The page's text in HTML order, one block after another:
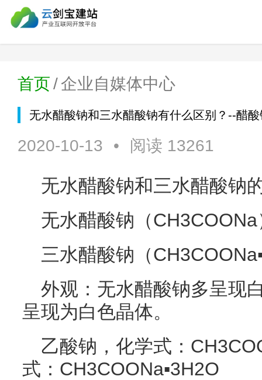
首页/企业自媒体中心
无水醋酸钠和三水醋酸钠有什么区别？--醋
2020-10-13 • 阅读 13261
无水醋酸钠和三水醋酸钠
无水醋酸钠（CH3COONa
三水醋酸钠（
外观：无水醋酸钠多呈现
呈现为白色晶体。
乙酸钠，化学式：
式：CH3COONa▪3H2O